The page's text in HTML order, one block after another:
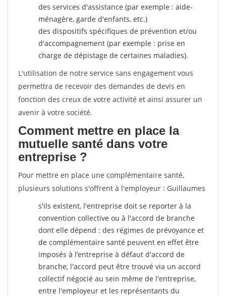
des services d'assistance (par exemple : aide-
ménagère, garde d'enfants, etc.)
des dispositifs spécifiques de prévention et/ou
d'accompagnement (par exemple : prise en
charge de dépistage de certaines maladies).
L'utilisation de notre service sans engagement vous
permettra de recevoir des demandes de devis en
fonction des creux de votre activité et ainsi assurer un
avenir à votre société.
Comment mettre en place la
mutuelle santé dans votre
entreprise ?
Pour mettre en place une complémentaire santé,
plusieurs solutions s'offrent à l'employeur : Guillaumes
s'ils existent, l'entreprise doit se reporter à la
convention collective ou à l'accord de branche
dont elle dépend : des régimes de prévoyance et
de complémentaire santé peuvent en effet être
imposés à l’entreprise à défaut d'accord de
branche, l'accord peut être trouvé via un accord
collectif négocié au sein même de l'entreprise,
entre l'employeur et les représentants du